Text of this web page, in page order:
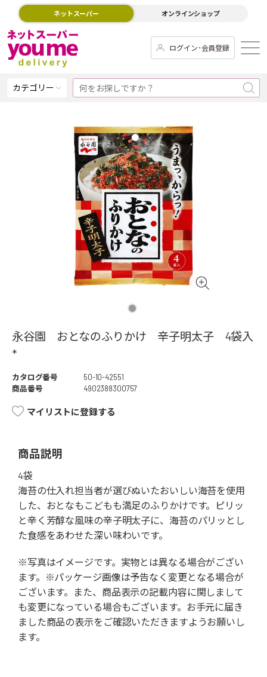
ネットスーパー オンラインショップ
ログイン･会員登録
カテゴリー
永谷園 おとなのふりかけ 辛子明太子 4袋入
*
カタログ番号
50-10-42551
商品番号
4902388300757
マイリストに登録する
商品説明
4袋
海苔の仕入れ担当者が選びぬいたおいしい海苔を使用
した、おとなもこどもも満足のふりかけです。ピリッ
と辛く芳醇な風味の辛子明太子に、海苔のパリッとし
た食感をあわせた深い味わいです。
※写真はイメージです。実物とは異なる場合がござい
ます。※パッケージ画像は予告なく変更となる場合が
ございます。また、商品表示の記載内容に関しまして
も変更になっている場合もございます。お手元に届き
ました商品の表示をご確認いただきますようお願いし
ます。